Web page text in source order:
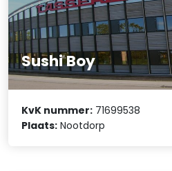
Sushi Boy
KvK nummer: 71699538
Plaats: Nootdorp